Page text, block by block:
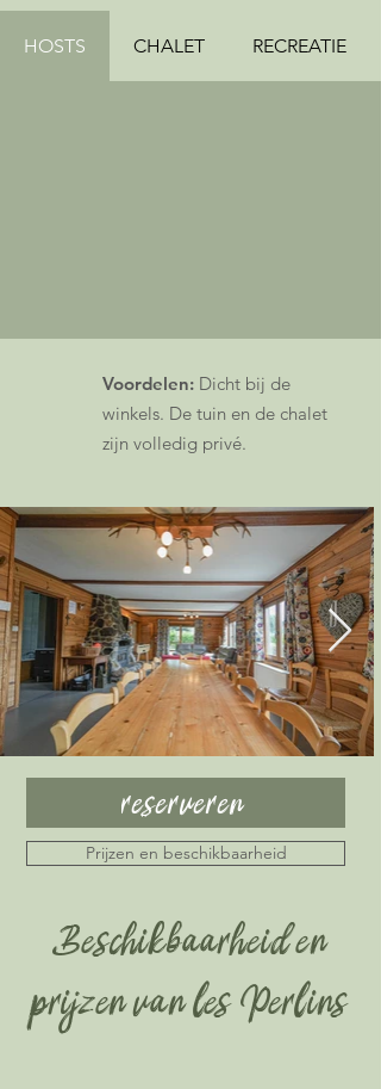
HOSTS CHALET RECREATIE
Voordelen: Dicht bij de
winkels. De tuin en de chalet
zijn volledig privé.
reserveren
Prijzen en beschikbaarheid
Beschikbaarheid en
prijzen van les Perlins